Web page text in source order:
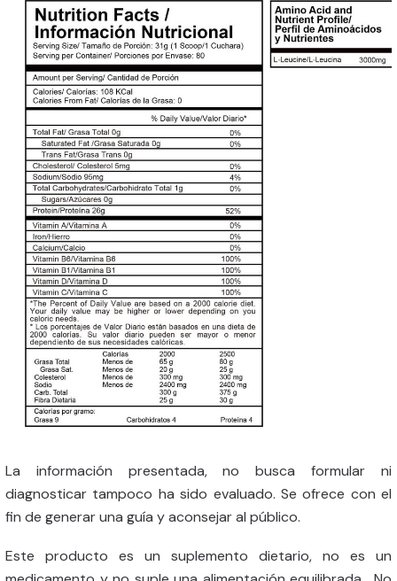
La información presentada, no busca formular ni
diagnosticar tampoco ha sido evaluado. Se ofrece con el
fin de generar una guía y aconsejar al público.
Este producto es un suplemento dietario, no es un